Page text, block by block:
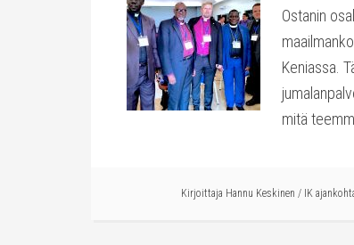
Ostanin
Keniassa.
mitä
Kirjoittaja Hannu Keskinen / IK